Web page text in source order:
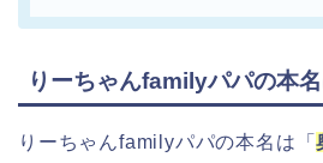
りーちゃんfamilyパパの本名
りーちゃんfamilyパパの本名は「